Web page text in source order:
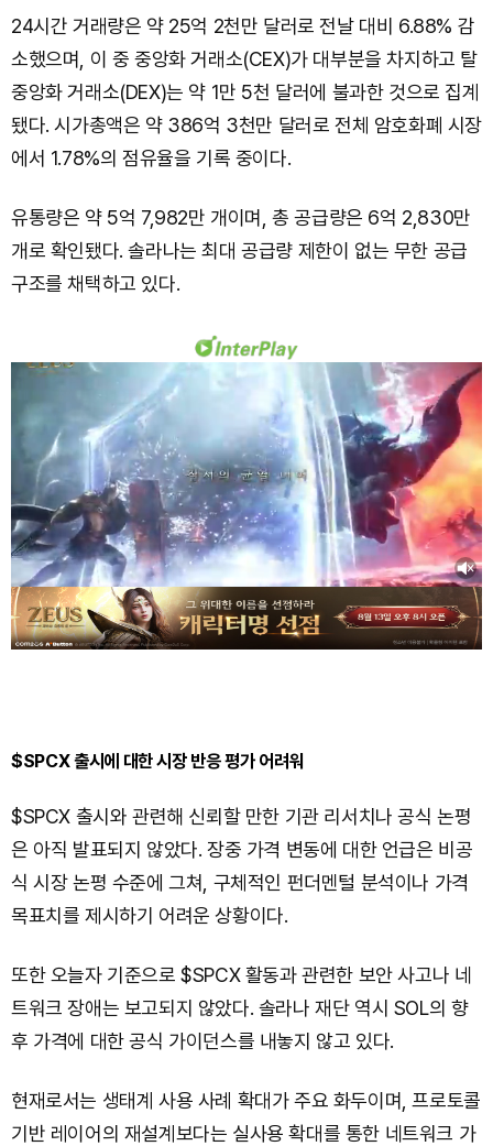
24시간 거래량은 약 25억 2천만 달러로 전날 대비 6.88% 감
소했으며, 이 중 중앙화 거래소(CEX)가 대부분을 차지하고 탈
중앙화 거래소(DEX)는 약 1만 5천 달러에 불과한 것으로 집계
됐다. 시가총액은 약 386억 3천만 달러로 전체 암호화폐 시장
에서 1.78%의 점유율을 기록 중이다.
유통량은 약 5억 7,982만 개이며, 총 공급량은 6억 2,830만
개로 확인됐다. 솔라나는 최대 공급량 제한이 없는 무한 공급
구조를 채택하고 있다.
$SPCX 출시에 대한 시장 반응 평가 어려워
$SPCX 출시와 관련해 신뢰할 만한 기관 리서치나 공식 논평
은 아직 발표되지 않았다. 장중 가격 변동에 대한 언급은 비공
식 시장 논평 수준에 그쳐, 구체적인 펀더멘털 분석이나 가격
목표치를 제시하기 어려운 상황이다.
또한 오늘자 기준으로 $SPCX 활동과 관련한 보안 사고나 네
트워크 장애는 보고되지 않았다. 솔라나 재단 역시 SOL의 향
후 가격에 대한 공식 가이던스를 내놓지 않고 있다.
현재로서는 생태계 사용 사례 확대가 주요 화두이며, 프로토콜
기반 레이어의 재설계보다는 실사용 확대를 통한 네트워크 가